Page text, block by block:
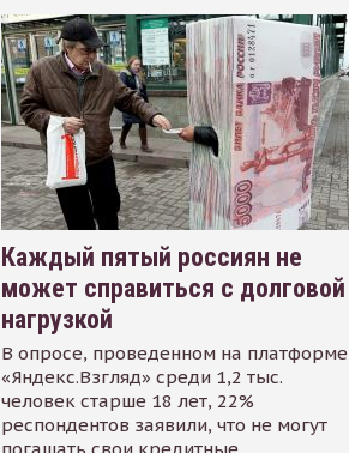
Каждый пятый россиян не
может справиться с долговой
нагрузкой
В опросе, проведенном на платформе
«Яндекс.Взгляд» среди 1,2 тыс.
человек старше 18 лет, 22%
респондентов заявили, что не могут